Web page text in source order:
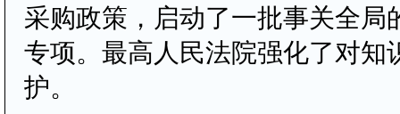
采购政策，启动了一批事关全局
专项。最高人民法院强化了对知
护。